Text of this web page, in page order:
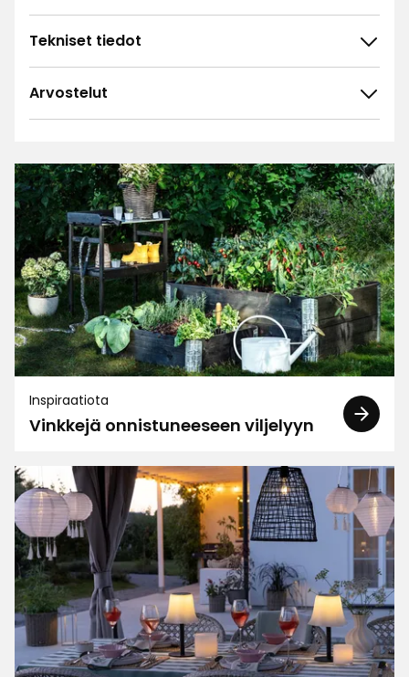
Tekniset tiedot
Arvostelut
4.6
148 arvostelua
3 ☆
2 ☆
1 ☆
Lajittele
Suodata
Arvostelut (148)
LR Leena R
Kukat kukkineet hyvin
1 kuukausi sitten
A Anja Jokinen.
Yhdistin 2 rastasverkkoa ja sain yhden ison.. Se
riitti hyvin peittämään valtavat
punaviinimarjapensaat.
Kastelulannoite toimii..
2v.lamppua oli edulliset.
Servietit kauniita ja edullisia.
Inspiraatiota
Vinkkejä onnistuneeseen viljelyyn